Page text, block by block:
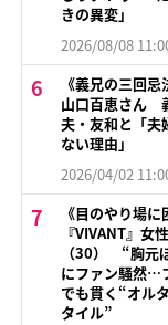
きの異変」
2026/08/08
《義兄の三回忌
山口百恵さん
夫・友和と「夫
ない理由」
2026/04/02
《目のやり場に
『VIVANT』女
（30） “胸元
にファン騒然…
でも貫く“オル
タイル”